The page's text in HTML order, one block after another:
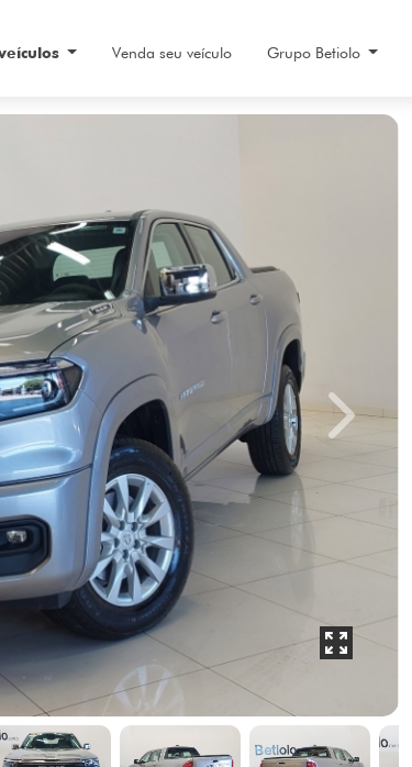
Venda seu veículo Grupo Betiolo
Next